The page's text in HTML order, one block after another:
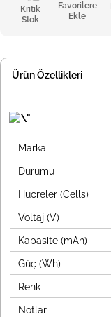
Kritik
Stok
Favorilere
Ekle
Ürün Özellikleri
Marka
Durumu
Hücreler (Cells)
Voltaj (V)
Kapasite (mAh)
Güç (Wh)
Renk
Notlar